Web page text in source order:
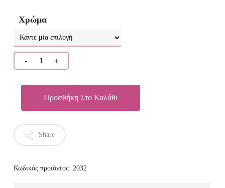
Χρώμα
Προσθήκη Στο Καλάθι
Share
Κωδικός προϊόντος: 2032